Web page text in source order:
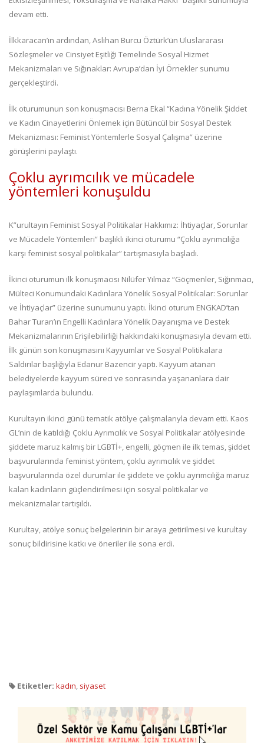
devam etti.
İlkkaracan’ın ardından, Aslıhan Burcu Öztürk’ün Uluslararası
Sözleşmeler ve Cinsiyet Eşitliği Temelinde Sosyal Hizmet
Mekanizmaları ve Sığınaklar: Avrupa’dan İyi Örnekler sunumu
gerçekleştirdi.
İlk oturumunun son konuşmacısı Berna Ekal “Kadına Yönelik Şiddet
ve Kadın Cinayetlerini Önlemek için Bütüncül bir Sosyal Destek
Mekanizması: Feminist Yöntemlerle Sosyal Çalışma” üzerine
görüşlerini paylaştı.
Çoklu ayrımcılık ve mücadele
yöntemleri konuşuldu
K”urultayın Feminist Sosyal Politikalar Hakkımız: İhtiyaçlar, Sorunlar
ve Mücadele Yöntemleri” başlıklı ikinci oturumu “Çoklu ayrımcılığa
karşı feminist sosyal politikalar” tartışmasıyla başladı.
İkinci oturumun ilk konuşmacısı Nilüfer Yılmaz “Göçmenler, Sığınmacı,
Mülteci Konumundaki Kadınlara Yönelik Sosyal Politikalar: Sorunlar
ve İhtiyaçlar” üzerine sunumunu yaptı. İkinci oturum ENGKAD’tan
Bahar Turan’ın Engelli Kadınlara Yönelik Dayanışma ve Destek
Mekanizmalarının Erişilebilirliği hakkındaki konuşmasıyla devam etti.
İlk günün son konuşmasını Kayyumlar ve Sosyal Politikalara
Saldırılar başlığıyla Edanur Bazencir yaptı. Kayyum atanan
belediyelerde kayyum süreci ve sonrasında yaşananlara dair
paylaşımlarda bulundu.
Kurultayın ikinci günü tematik atölye çalışmalarıyla devam etti. Kaos
GL’nin de katıldığı Çoklu Ayrımcılık ve Sosyal Politikalar atölyesinde
şiddete maruz kalmış bir LGBTİ+, engelli, göçmen ile ilk temas, şiddet
başvurularında feminist yöntem, çoklu ayrımcılık ve şiddet
başvurularında özel durumlar ile şiddete ve çoklu ayrımcılığa maruz
kalan kadınların güçlendirilmesi için sosyal politikalar ve
mekanizmalar tartışıldı.
Kurultay, atölye sonuç belgelerinin bir araya getirilmesi ve kurultay
sonuç bildirisine katkı ve öneriler ile sona erdi.
Etiketler: kadın, siyaset